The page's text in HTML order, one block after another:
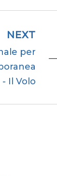
NEXT
per
- Il Volo